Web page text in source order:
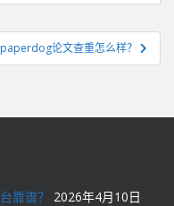
paperdog论文查重怎么样？
靠谱？ 2026年4月10日